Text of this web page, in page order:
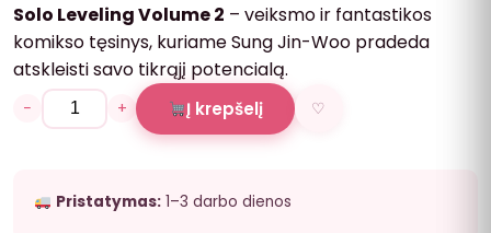
Solo Leveling Volume 2 – veiksmo ir fantastikos
komikso tęsinys, kuriame Sung Jin-Woo pradeda
atskleisti savo tikrąjį potencialą.
− + Į krepšelį ♡
Pristatymas:1–3 darbo dienos